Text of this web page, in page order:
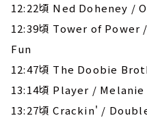
12:22頃 Ned Doheney /
12:39頃 Tower of
Fun
12:47頃 The Doobie
13:14頃 Player / Melanie
13:27頃 Crackin' /